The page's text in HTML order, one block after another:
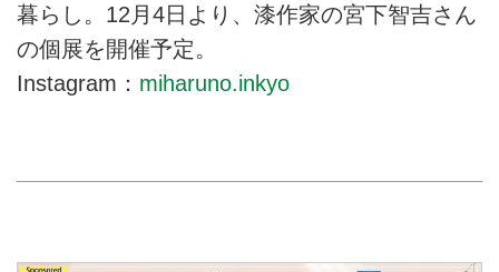
暮らし。12月4日より、漆作家の宮下智吉さん
の個展を開催予定。
Instagram： miharuno.inkyo